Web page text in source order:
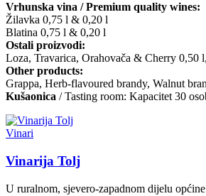
Vrhunska vina / Premium quality wines:
Žilavka 0,75 l & 0,20 l
Blatina 0,75 l & 0,20 l
Ostali proizvodi:
Loza, Travarica, Orahovača & Cherry 0,50
Other products:
Grappa, Herb-flavoured brandy, Walnut
Kušaonica / Tasting room: Kapacitet 30
Vinari
Vinarija Tolj
U ruralnom, sjevero-zapadnom dijelu